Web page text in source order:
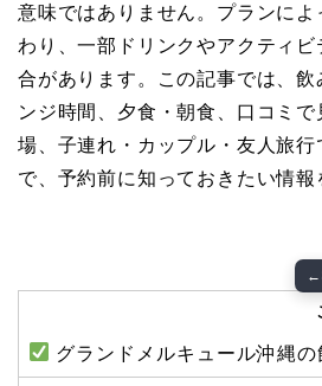
意味ではありません。プランに
わり、一部ドリンクやアクティ
合があります。この記事では、飲
ンジ時間、夕食・朝食、口コミ
場、子連れ・カップル・友人旅行
で、予約前に知っておきたい情報
グランドメルキュール沖縄